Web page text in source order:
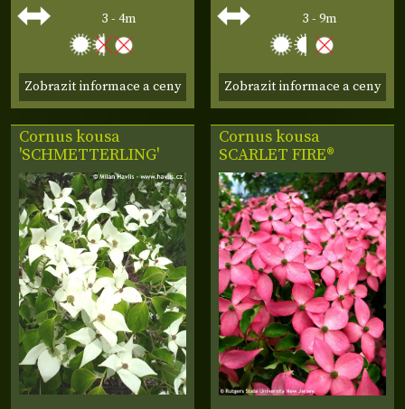
3 - 4m
Zobrazit informace a ceny
3 - 9m
Zobrazit informace a ceny
Cornus kousa
'SCHMETTERLING'
Cornus kousa
SCARLET FIRE®